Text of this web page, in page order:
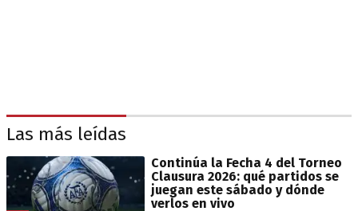
Las más leídas
Continúa la Fecha 4 del Torneo
Clausura 2026: qué partidos se
juegan este sábado y dónde
verlos en vivo